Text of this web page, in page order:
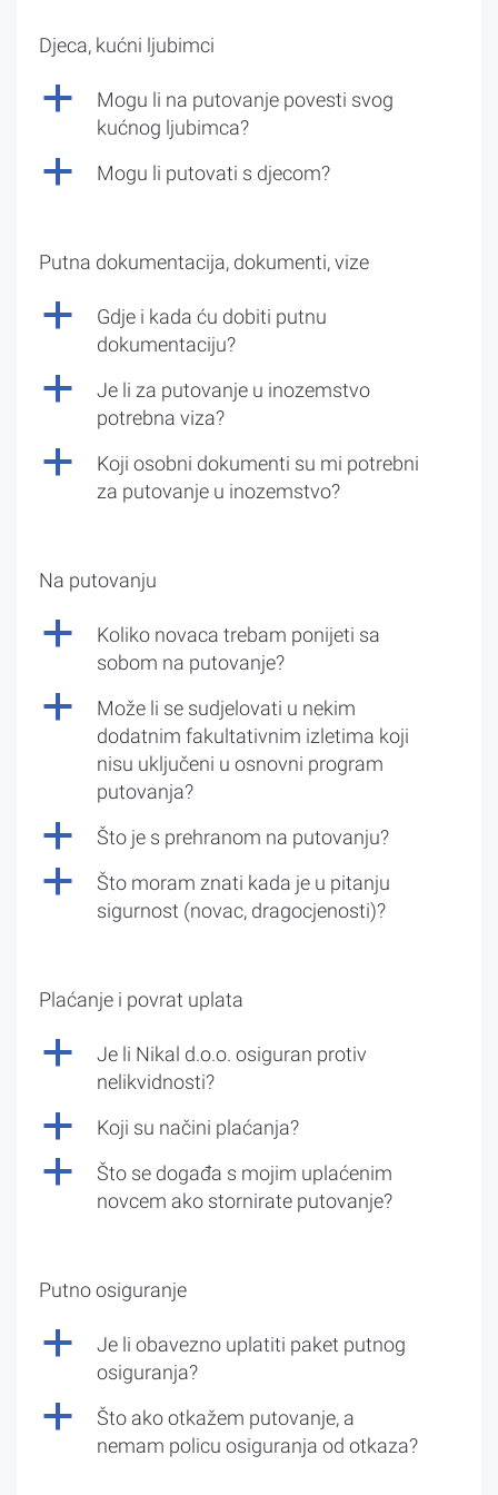
Djeca, kućni ljubimci
a
Mogu li na putovanje povesti svog
kućnog ljubimca?
a Mogu li putovati s djecom?
Putna dokumentacija, dokumenti, vize
a
Gdje i kada ću dobiti putnu
dokumentaciju?
a
Je li za putovanje u inozemstvo
potrebna viza?
a
Koji osobni dokumenti su mi potrebni
za putovanje u inozemstvo?
Na putovanju
a
Koliko novaca trebam ponijeti sa
sobom na putovanje?
a
Može li se sudjelovati u nekim
dodatnim fakultativnim izletima koji
nisu uključeni u osnovni program
putovanja?
a Što je s prehranom na putovanju?
a
Što moram znati kada je u pitanju
sigurnost (novac, dragocjenosti)?
Plaćanje i povrat uplata
a
Je li Nikal d.o.o. osiguran protiv
nelikvidnosti?
a Koji su načini plaćanja?
a
Što se događa s mojim uplaćenim
novcem ako stornirate putovanje?
Putno osiguranje
a
Je li obavezno uplatiti paket putnog
osiguranja?
a
Što ako otkažem putovanje, a
nemam policu osiguranja od otkaza?